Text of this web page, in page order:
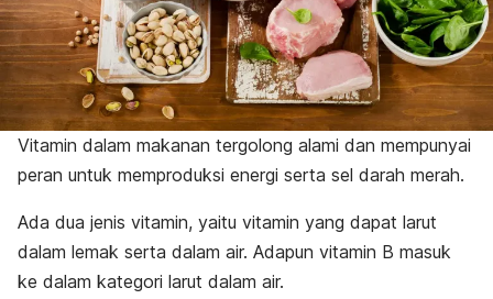
Vitamin dalam makanan tergolong alami dan mempunyai
peran untuk memproduksi energi serta sel darah merah.
Ada dua jenis vitamin, yaitu vitamin yang dapat larut
dalam lemak serta dalam air. Adapun vitamin B masuk
ke dalam kategori larut dalam air.